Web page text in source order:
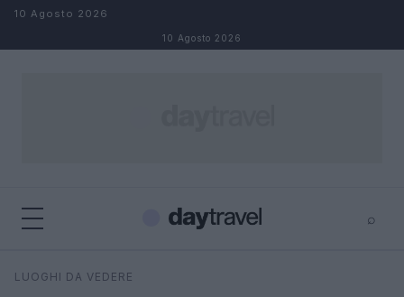
Salta al contenuto
10 Agosto 2026
10 Agosto 2026
⌕
Cerca
LUOGHI DA VEDERE